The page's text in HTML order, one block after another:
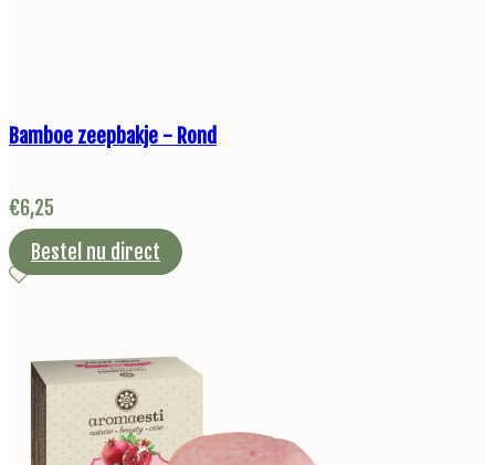
Bamboe zeepbakje - Rond
€6,25
Bestel nu direct